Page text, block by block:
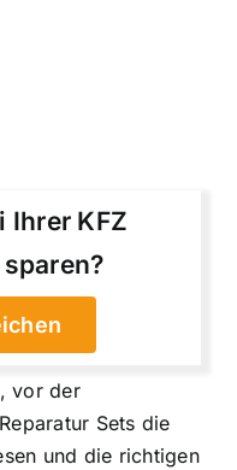
Ihrer KFZ
vor der
Sets die
und die richtigen